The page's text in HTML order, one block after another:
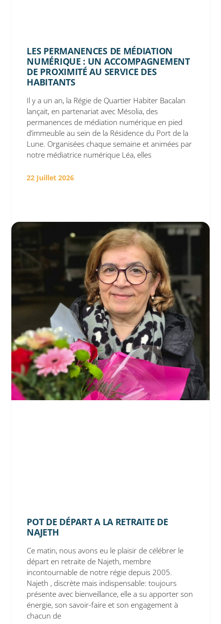
LES PERMANENCES DE MÉDIATION
NUMÉRIQUE : UN ACCOMPAGNEMENT
DE PROXIMITÉ AU SERVICE DES
HABITANTS
Il y a un an, la Régie de Quartier Habiter Bacalan
lançait, en partenariat avec Mésolia, des
permanences de médiation numérique en pied
d’immeuble au sein de la Résidence du Port de la
Lune. Organisées chaque semaine et animées par
notre médiatrice numérique Léa, elles
22 Juillet 2026
POT DE DÉPART A LA RETRAITE DE
NAJETH
Ce matin, nous avons eu le plaisir de célébrer le
départ en retraite de Najeth, membre
incontournable de notre régie depuis 2005.
Najeth , discrète mais indispensable: toujours
présente avec bienveillance, elle a su apporter son
énergie, son savoir-faire et son engagement à
chacun de